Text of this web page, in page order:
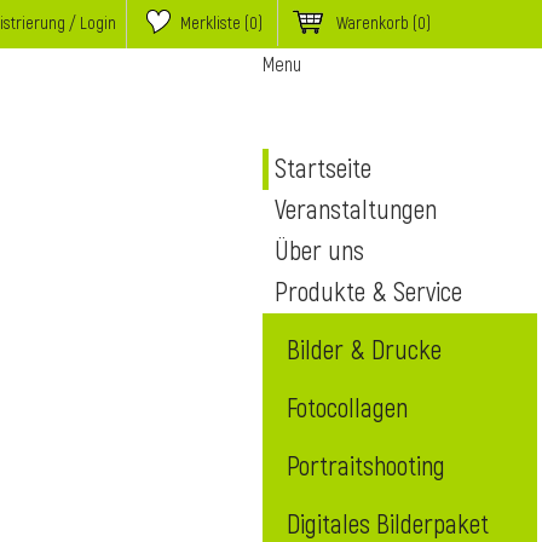
/ Login Merkliste (0) Warenkorb (0)
Menu
Startseite
Veranstaltungen
Über uns
Produkte & Service
Bilder & Drucke
Fotocollagen
Portraitshooting
Digitales Bilderpaket